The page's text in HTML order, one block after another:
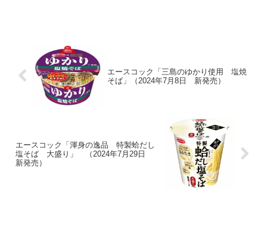
エースコック「三島のゆかり使用 塩焼
そば」（2024年7月8日 新発売）
エースコック「渾身の逸品 特製蛤だし
塩そば 大盛り」 （2024年7月29日
新発売）